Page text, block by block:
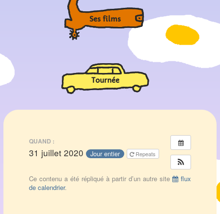
Ses films
Tournée
QUAND :
31 juillet 2020 Jour entier Repeats
Ce contenu a été répliqué à partir d’un autre site
flux
de calendrier.